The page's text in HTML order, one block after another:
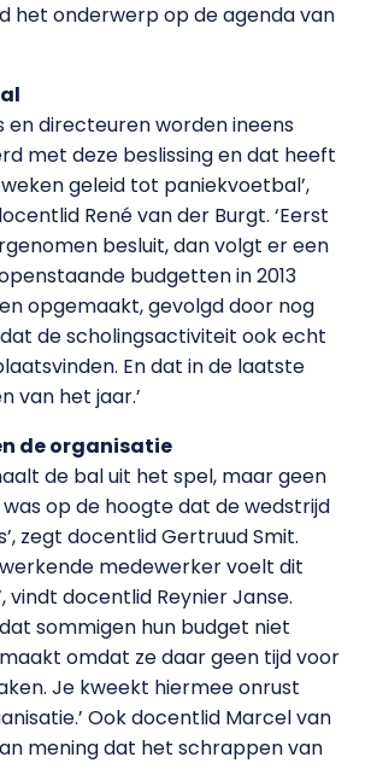
het onderwerp op de agenda van
en directeuren worden ineens
met deze beslissing en dat heeft
geleid tot paniekvoetbal’,
René van der Burgt. ‘Eerst
besluit, dan volgt er een
budgetten in 2013
opgemaakt, gevolgd door nog
de scholingsactiviteit ook echt
En dat in de laatste
van het jaar.’
de organisatie
de bal uit het spel, maar geen
op de hoogte dat de wedstrijd
zegt docentlid Gertruud Smit.
medewerker voelt dit
vindt docentlid Reynier Janse.
sommigen hun budget niet
omdat ze daar geen tijd voor
Je kweekt hiermee onrust
Ook docentlid Marcel van
mening dat het schrappen van